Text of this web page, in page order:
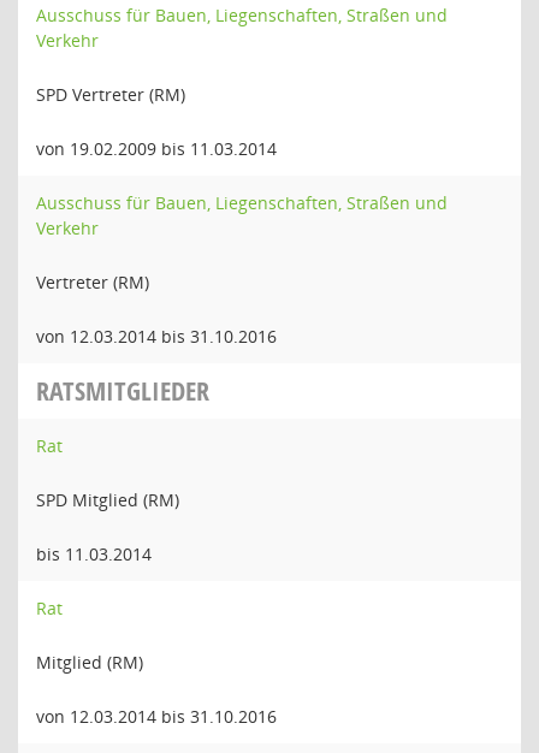
Ausschuss für Bauen, Liegenschaften, Straßen und
Verkehr
SPD Vertreter (RM)
von 19.02.2009 bis 11.03.2014
Ausschuss für Bauen, Liegenschaften, Straßen und
Verkehr
Vertreter (RM)
von 12.03.2014 bis 31.10.2016
RATSMITGLIEDER
Rat
SPD Mitglied (RM)
bis 11.03.2014
Rat
Mitglied (RM)
von 12.03.2014 bis 31.10.2016